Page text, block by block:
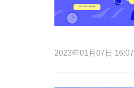
2023年01月07日 16:07